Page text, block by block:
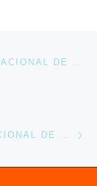
14-05-1992. SE CELEBRA EL DÍA NACIONAL DE BÉLGICA EN EXPO 92